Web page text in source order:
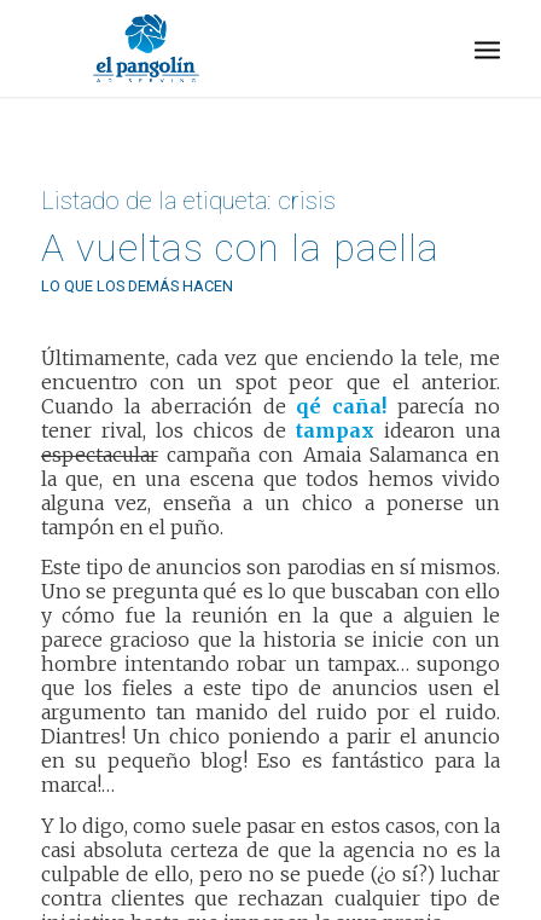
Listado de la etiqueta: crisis
A vueltas con la paella
LO QUE LOS DEMÁS HACEN
Últimamente, cada vez que enciendo la tele, me
encuentro con un spot peor que el anterior.
Cuando la aberración de qé caña! parecía no
tener rival, los chicos detampax idearon una
espectacularcampaña con Amaia Salamanca en
la que, en una escena que todos hemos vivido
alguna vez, enseña a un chico a ponerse un
tampón en el puño.
Este tipo de anuncios son parodias en sí mismos.
Uno se pregunta qué es lo que buscaban con ello
y cómo fue la reunión en la que a alguien le
parece gracioso que la historia se inicie con un
hombre intentando robar un tampax… supongo
que los fieles a este tipo de anuncios usen el
argumento tan manido del ruido por el ruido.
Diantres! Un chico poniendo a parir el anuncio
en su pequeño blog! Eso es fantástico para la
marca!…
Y lo digo, como suele pasar en estos casos, con la
casi absoluta certeza de que la agencia no es la
culpable de ello, pero no se puede (¿o sí?) luchar
contra clientes que rechazan cualquier tipo de